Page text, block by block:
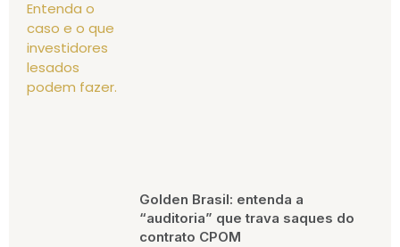
Golden Brasil: entenda a
“auditoria” que trava saques do
contrato CPOM